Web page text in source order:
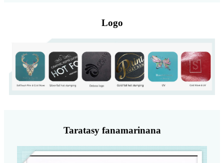
Logo
Taratasy fanamarinana